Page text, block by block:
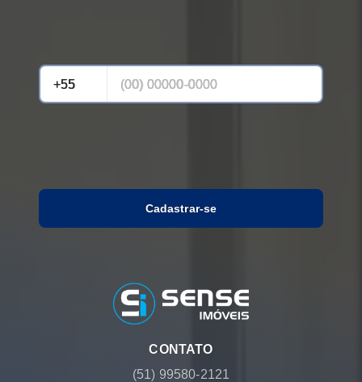
Cadastrar-se
CONTATO
(51) 99580-2121